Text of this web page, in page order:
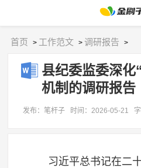
首页 > 工作范文 >调研报告 >
县纪委监委深化
机制的调研报告
发布：笔杆子 时间：2026-05-21
习近平总书记在二